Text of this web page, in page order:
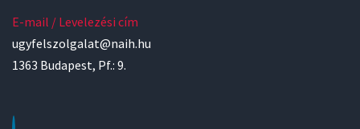
E-mail / Levelezési cím
ugyfelszolgalat@naih.hu
1363 Budapest, Pf.: 9.